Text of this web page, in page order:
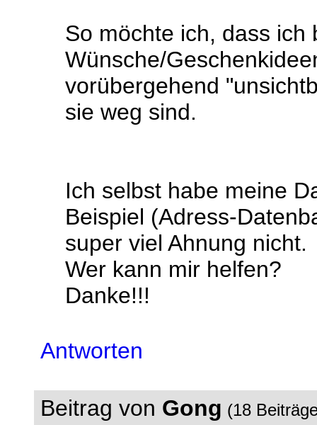
So möchte ich, dass ich
Wünsche/
vorübergehend
sie weg sind.
Ich selbst habe meine
Beispiel (Adress-
super viel Ahnung nicht.
Wer kann mir helfen?
Danke!!!
Antworten
Beitrag von Gong (18